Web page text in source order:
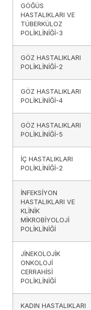
GÖĞÜS
HASTALIKLARI VE
TÜBERKÜLOZ
POLİKLİNİĞİ-3
GÖZ HASTALIKLARI
POLİKLİNİĞİ-2
GÖZ HASTALIKLARI
POLİKLİNİĞİ-4
GÖZ HASTALIKLARI
POLİKLİNİĞİ-5
İÇ HASTALIKLARI
POLİKLİNİĞİ-2
İNFEKSİYON
HASTALIKLARI VE
KLİNİK
MİKROBİYOLOJİ
POLİKLİNİĞİ
JİNEKOLOJİK
ONKOLOJİ
CERRAHİSİ
POLİKLİNİĞİ
KADIN HASTALIKLARI